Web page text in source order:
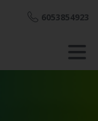
6053854923